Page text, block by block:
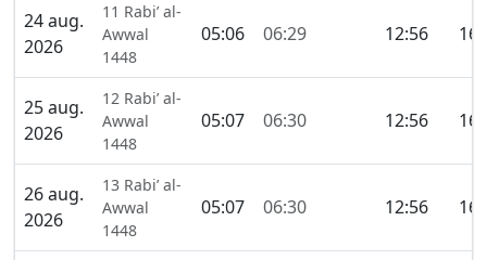
24 aug.
2026
11 Rabi’ al-
Awwal
1448
05:06 06:29 12:56
25 aug.
2026
12 Rabi’ al-
Awwal
1448
05:07 06:30 12:56
26 aug.
2026
13 Rabi’ al-
Awwal
1448
05:07 06:30 12:56